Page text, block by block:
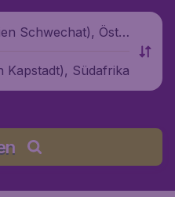
Schwechat), Öste
Kapstadt), Südafrika